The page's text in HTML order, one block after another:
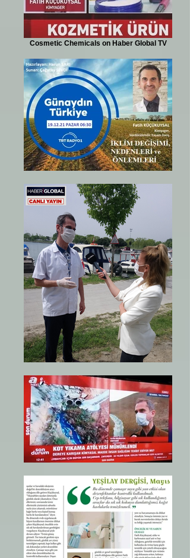
Cosmetic Chemicals on Haber Global TV